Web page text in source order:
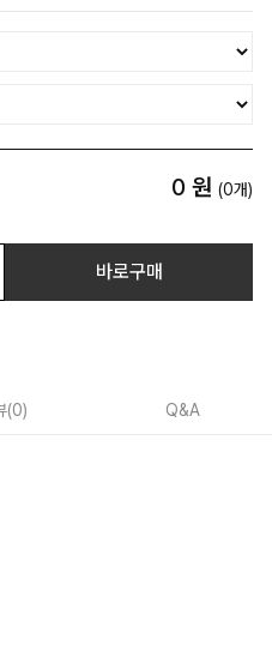
0 원 (0개)
바로구매
(0) Q&A